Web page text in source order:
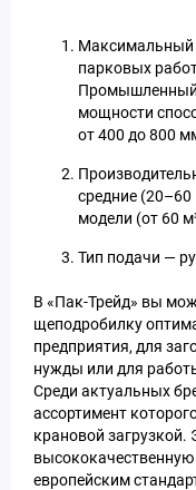
Максимальный
парковых
Промышленный
мощности
от 400 до 800
средние
модели (от 60
Тип подачи —
В «Пак-Трейд» вы
щеподробилку
предприятия, для
нужды или для
Среди актуальных
ассортимент
крановой загрузкой.
европейским